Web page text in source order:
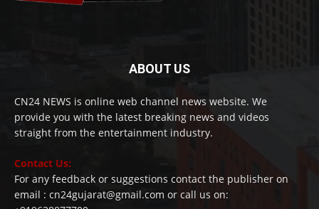
ABOUT US
CN24 NEWS is online web channel news website. We
provide you with the latest breaking news and videos
straight from the entertainment industry.
Contact Us:
For any feedback or suggestions contact the publisher on
email : cn24gujarat@gmail.com or call us on: